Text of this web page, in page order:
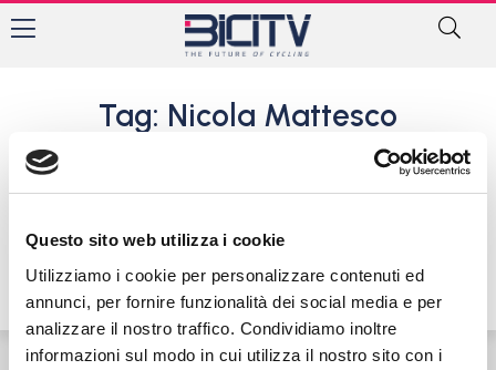
Questo sito web utilizza i cookie
Utilizziamo i cookie per personalizzare contenuti ed
annunci, per fornire funzionalità dei social media e per
analizzare il nostro traffico. Condividiamo inoltre
informazioni sul modo in cui utilizza il nostro sito con i
Tag: Nicola Mattesco
Uc Trevigiani Campana
Imballaggi Geo&Tex 2000,
4 Giugno 2021